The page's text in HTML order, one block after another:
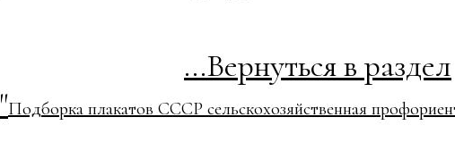
...Вернуться в раздел
"Подборка плакатов СССР сельскохозяйственная